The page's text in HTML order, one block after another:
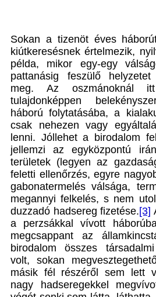
Sokan a tizenöt éves
kiútkeresésnek értelmezik,
példa, mikor egy-egy
pattanásig feszülő
meg. Az oszmánoknál
tulajdonképpen
háború folytatásába, a
csak nehezen vagy
lenni. Jóllehet a birodalom
jellemzi az egyközpontú
területek (legyen az
feletti ellenőrzés, egyre
gabonatermelés válsága,
megannyi felkelés, s nem
duzzadó hadsereg fizetése.[3]
a perzsákkal vívott
megcsappant az
birodalom összes
volt, sokan
másik fél részéről sem lett
nagy hadseregekkel